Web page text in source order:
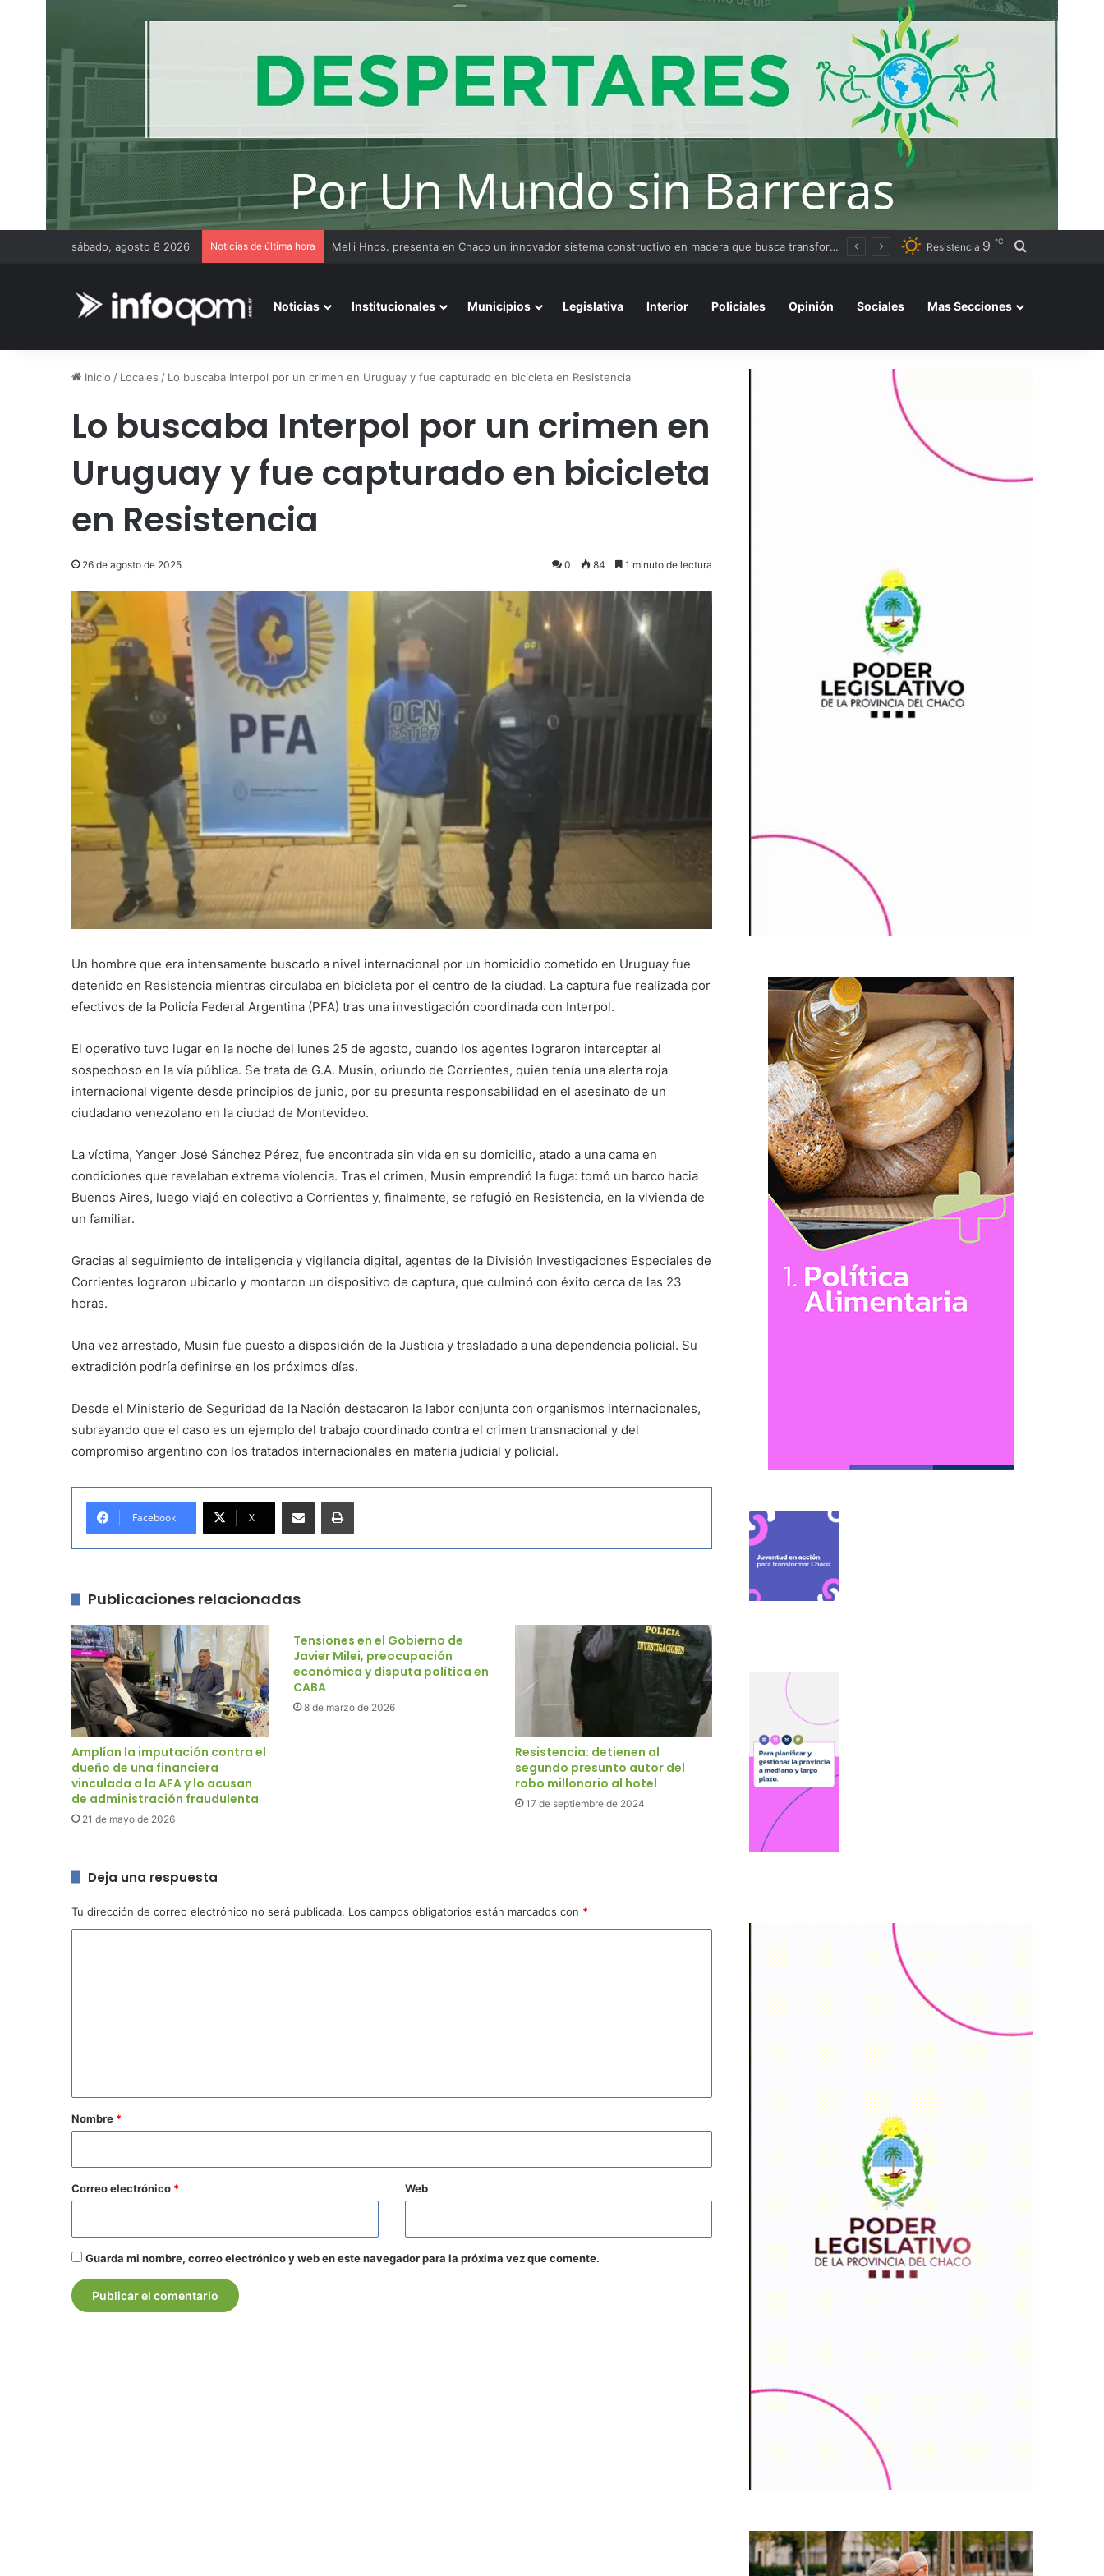
sábado, agosto 8 2026 Noticias de última hora La Aduana denunció una red de contrabando que utilizaba CUITs de personas fallecidas y menores de edad Resistencia 9 ℃ Buscar por
Noticias Institucionales Municipios Legislativa Interior Policiales Opinión Sociales Mas Secciones
Inicio / Locales / Lo buscaba Interpol por un crimen en Uruguay y fue capturado en bicicleta en Resistencia
Lo buscaba Interpol por un crimen en
Uruguay y fue capturado en bicicleta
en Resistencia
26 de agosto de 2025 0 84 1 minuto de lectura
Un hombre que era intensamente buscado a nivel internacional por un homicidio cometido en Uruguay fue
detenido en Resistencia mientras circulaba en bicicleta por el centro de la ciudad. La captura fue realizada por
efectivos de la Policía Federal Argentina (PFA) tras una investigación coordinada con Interpol.
El operativo tuvo lugar en la noche del lunes 25 de agosto, cuando los agentes lograron interceptar al
sospechoso en la vía pública. Se trata de G.A. Musin, oriundo de Corrientes, quien tenía una alerta roja
internacional vigente desde principios de junio, por su presunta responsabilidad en el asesinato de un
ciudadano venezolano en la ciudad de Montevideo.
La víctima, Yanger José Sánchez Pérez, fue encontrada sin vida en su domicilio, atado a una cama en
condiciones que revelaban extrema violencia. Tras el crimen, Musin emprendió la fuga: tomó un barco hacia
Buenos Aires, luego viajó en colectivo a Corrientes y, finalmente, se refugió en Resistencia, en la vivienda de
un familiar.
Gracias al seguimiento de inteligencia y vigilancia digital, agentes de la División Investigaciones Especiales de
Corrientes lograron ubicarlo y montaron un dispositivo de captura, que culminó con éxito cerca de las 23
horas.
Una vez arrestado, Musin fue puesto a disposición de la Justicia y trasladado a una dependencia policial. Su
extradición podría definirse en los próximos días.
Desde el Ministerio de Seguridad de la Nación destacaron la labor conjunta con organismos internacionales,
subrayando que el caso es un ejemplo del trabajo coordinado contra el crimen transnacional y del
compromiso argentino con los tratados internacionales en materia judicial y policial.
Facebook X
Publicaciones relacionadas
Amplían la imputación contra el
dueño de una financiera
vinculada a la AFA y lo acusan
de administración fraudulenta
21 de mayo de 2026
Tensiones en el Gobierno de
Javier Milei, preocupación
económica y disputa política en
CABA
8 de marzo de 2026
Resistencia: detienen al
segundo presunto autor del
robo millonario al hotel
17 de septiembre de 2024
Deja una respuesta
Tu dirección de correo electrónico no será publicada. Los campos obligatorios están marcados con *
r
*
Nombre *
Correo electrónico * Web
Guarda mi nombre, correo electrónico y web en este navegador para la próxima vez que comente.